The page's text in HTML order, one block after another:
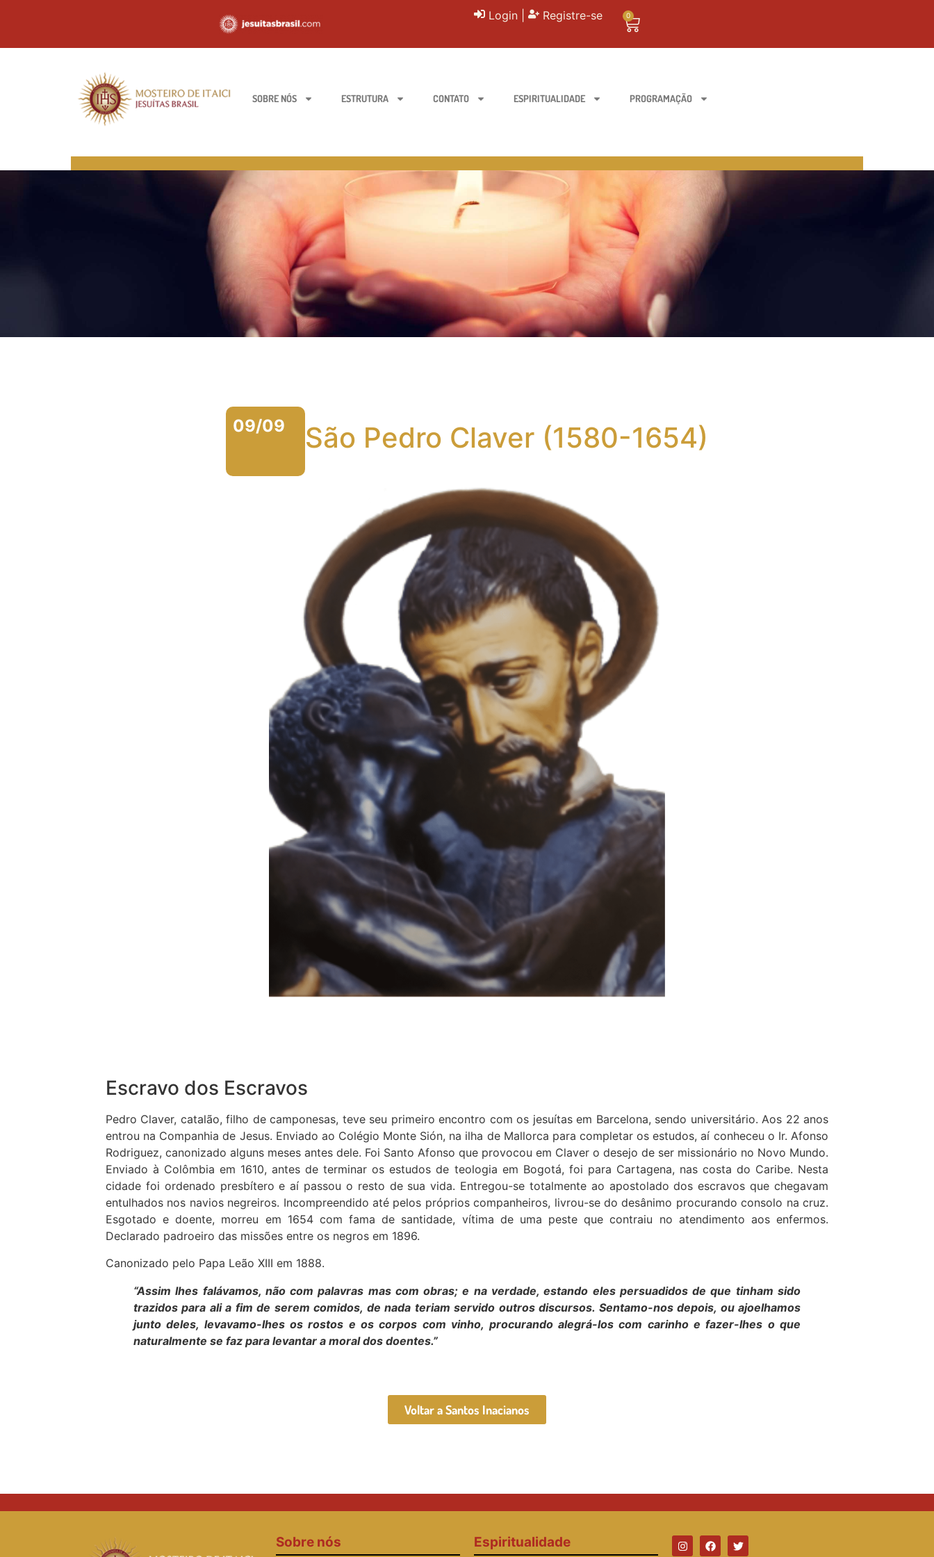
Login Registre-se 0
SOBRE NÓS ESTRUTURA CONTATO ESPIRITUALIDADE PROGRAMAÇÃO
09/09 São Pedro Claver (1580-1654)
Escravo dos Escravos
Pedro Claver, catalão, filho de camponesas, teve seu primeiro encontro com os jesuítas em Barcelona, sendo universitário. Aos 22 anos
entrou na Companhia de Jesus. Enviado ao Colégio Monte Sión, na ilha de Mallorca para completar os estudos, aí conheceu o Ir. Afonso
Rodriguez, canonizado alguns meses antes dele. Foi Santo Afonso que provocou em Claver o desejo de ser missionário no Novo Mundo.
Enviado à Colômbia em 1610, antes de terminar os estudos de teologia em Bogotá, foi para Cartagena, nas costa do Caribe. Nesta
cidade foi ordenado presbítero e aí passou o resto de sua vida. Entregou-se totalmente ao apostolado dos escravos que chegavam
entulhados nos navios negreiros. Incompreendido até pelos próprios companheiros, livrou-se do desânimo procurando consolo na cruz.
Esgotado e doente, morreu em 1654 com fama de santidade, vítima de uma peste que contraiu no atendimento aos enfermos.
Declarado padroeiro das missões entre os negros em 1896.
Canonizado pelo Papa Leão XIII em 1888.
“Assim lhes falávamos, não com palavras mas com obras; e na verdade, estando eles persuadidos de que tinham sido
trazidos para ali a fim de serem comidos, de nada teriam servido outros discursos. Sentamo-nos depois, ou ajoelhamos
junto deles, levavamo-lhes os rostos e os corpos com vinho, procurando alegrá-los com carinho e fazer-lhes o que
naturalmente se faz para levantar a moral dos doentes.”
Voltar a Santos Inacianos
Sobre nós Espiritualidade